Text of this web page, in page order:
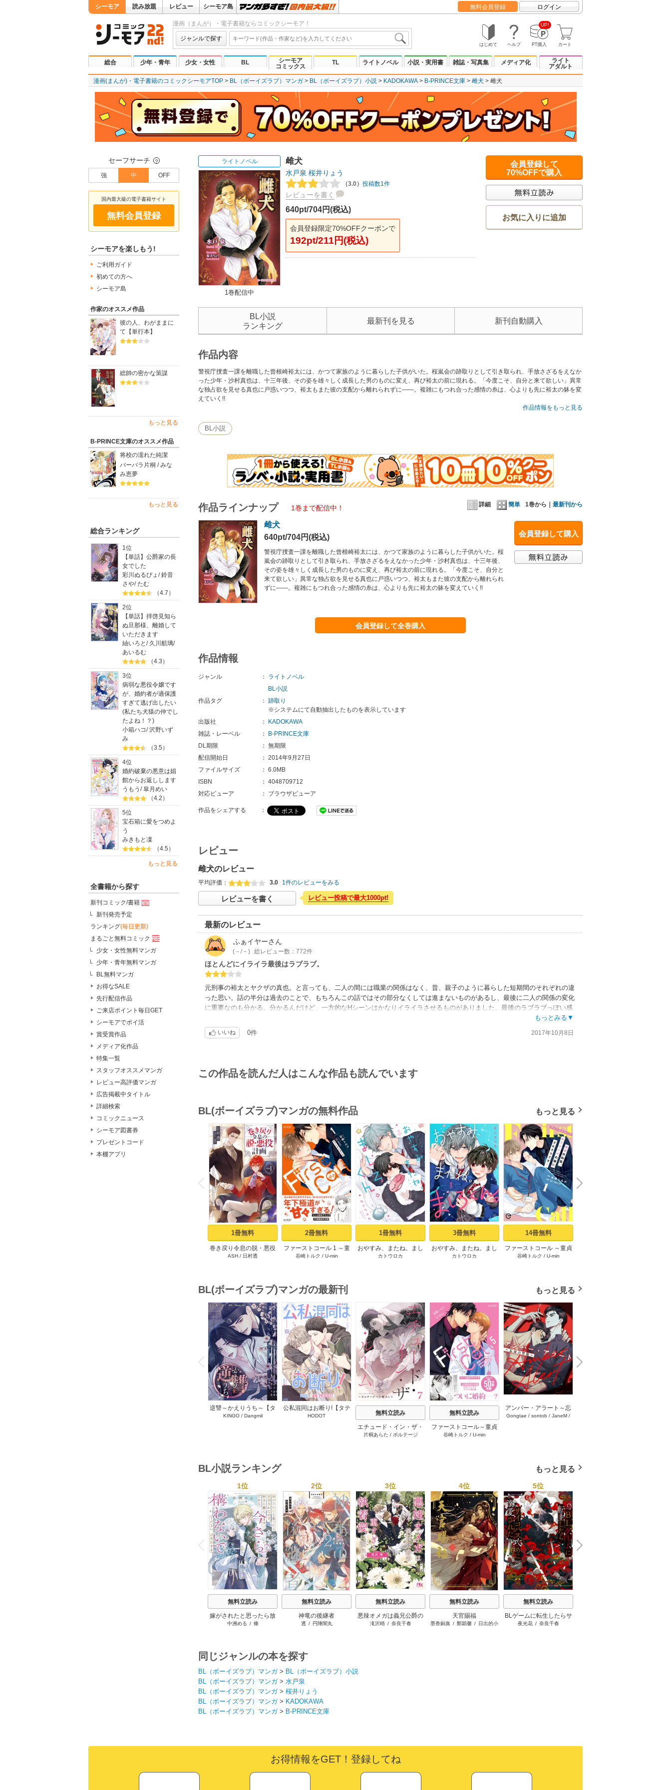
シーモア 読み放題 レビュー シーモア島 無料会員登録 ログイン
漫画（まんが）・電子書籍ならコミックシーモア！
ジャンルで探す
はじめて ヘルプ
UP!
PT購入 カート
総合 少年・青年 少女・女性 BL
シーモア
コミックス
TL ライトノベル 小説・実用書 雑誌・写真集 メディア化
ライト
アダルト
漫画(まんが)・電子書籍のコミックシーモアTOP BL（ボーイズラブ）マンガ BL（ボーイズラブ）小説 KADOKAWA B-PRINCE文庫 雌犬 雌犬
セーフサーチ ？
強 中 OFF
国内最大級の電子書籍サイト
無料会員登録
シーモアを楽しもう!
ご利用ガイド
初めての方へ
シーモア島
作家のオススメ作品
彼の人、わがままに
て【単行本】
総帥の密かな策謀
もっと見る
B-PRINCE文庫のオススメ作品
将校の濡れた純潔
バーバラ片桐 / みな
み恵夢
もっと見る
総合ランキング
1位
【単話】公爵家の長
女でした
彩川ぬるぴょ /鈴音
さや/たむ
（4.7）
2位
【単話】拝啓見知ら
ぬ旦那様、離婚して
いただきます
紬いろと / 久川航璃/
あいるむ
（4.3）
3位
病弱な悪役令嬢です
が、婚約者が過保護
すぎて逃げ出したい
(私たち犬猿の仲でし
たよね！？)
小箱ハコ/沢野いず
み
（3.5）
4位
婚約破棄の悪意は娼
館からお返しします
うもう /皐月めい
（4.2）
5位
宝石箱に愛をつめよ
う
みきもと凜
（4.5）
もっと見る
全書籍から探す
新刊コミック/書籍
新刊発売予定
ランキング(毎日更新)
まるごと無料コミック
少女・女性無料マンガ
少年・青年無料マンガ
BL無料マンガ
お得なSALE
先行配信作品
ご来店ポイント毎日GET
シーモアでポイ活
賞受賞作品
メディア化作品
特集一覧
スタッフオススメマンガ
レビュー高評価マンガ
広告掲載中タイトル
詳細検索
コミックニュース
シーモア図書券
プレゼントコード
本棚アプリ
ライトノベル
1巻配信中
雌犬
水戸泉 桜井りょう
（3.0） 投稿数1件
レビューを書く
640pt/704円(税込)
会員登録限定70%OFFクーポンで
192pt/211円(税込)
会員登録して
70%OFFで購入
お気に入りに追加
BL小説
ランキング
最新刊を見る 新刊自動購入
作品内容
警視庁捜査一課を離職した曾根崎裕太には、かつて家族のように暮らした子供がいた。桜嵐会の跡取りとして引き取られ、手放さざるをえなか
った少年・沙村真也は、十三年後、その姿を雄々しく成長した男のものに変え、再び裕太の前に現れる。「今度こそ、自分と来て欲しい」異常
な独占欲を見せる真也に戸惑いつつ、裕太もまた彼の支配から離れられずに――。複雑にもつれ合った感情の糸は、心よりも先に裕太の躰を変
えていく!!
作品情報をもっと見る
BL小説
詳細 簡単 1巻から｜ 最新刊から
作品ラインナップ 1巻まで配信中！
会員登録して購入
雌犬
640pt/704円(税込)
警視庁捜査一課を離職した曾根崎裕太には、かつて家族のように暮らした子供がいた。桜
嵐会の跡取りとして引き取られ、手放さざるをえなかった少年・沙村真也は、十三年後、
その姿を雄々しく成長した男のものに変え、再び裕太の前に現れる。「今度こそ、自分と
来て欲しい」異常な独占欲を見せる真也に戸惑いつつ、裕太もまた彼の支配から離れられ
ずに――。複雑にもつれ合った感情の糸は、心よりも先に裕太の躰を変えていく!!
会員登録して全巻購入
作品情報
ジャンル ：
ライトノベル
BL小説
作品タグ
： 跡取り
※システムにて自動抽出したものを表示しています
出版社
：
KADOKAWA
雑誌・レーベル
：
B-PRINCE文庫
DL期限
： 無期限
配信開始日
： 2014年9月27日
ファイルサイズ
： 6.0MB
ISBN
： 4048709712
対応ビューア
： ブラウザビューア
作品をシェアする ：
レビュー
雌犬のレビュー
平均評価： 3.0 1件のレビューをみる
レビューを書く レビュー投稿で最大1000pt!
最新のレビュー
ふぁイヤーさん
(－/－) 総レビュー数：772件
ほとんどにイライラ最後はラブラブ。
元刑事の裕太とヤクザの真也。と言っても、二人の間には職業の関係はなく、昔、親子のように暮らした短期間のそれぞれの違
った思い。話の半分は過去のことで、もちろんこの話ではその部分なくしては進まないものがあるし、最後に二人の関係の変化
に重要なのも分かる。分かるんだけど、一方的なHシーンはかなりイライラさせるものがありました。最後のラブラブっぽい感
もっとみる▼
いいね 0件 2017年10月8日
この作品を読んだ人はこんな作品も読んでいます
BL(ボーイズラブ)マンガの無料作品 もっと見る
P
r
e
v
i
o
u
s
1冊無料
巻き戻り令息の脱・悪役
計画１
ASH / 日村透
2冊無料
ファーストコール 1 ～童
貞外科医、年下ヤクザの
描き下ろし付き)】
谷崎トルク / U-min
1冊無料
おやすみ、またね。まし
ろくん。【電子限定漫画
カトウロカ
3冊無料
おやすみ、またね。まし
ろくん。 act.1
カトウロカ
14冊無料
ファーストコール ～童貞
外科医、年下ヤクザの嫁
谷崎トルク / U-min
N
e
x
t
BL(ボーイズラブ)マンガの最新刊 もっと見る
P
r
e
v
i
o
u
s
逆讐～かえりうち～【タ
テヨミ】 36巻
KINGO/ Dangmil
公私混同はお断り!【タテ
ヨミ】 67巻
HODOT
無料立読み
エチュード・イン・ザ・
ルーム[BluMellow] 7巻
片桐あらた / ボルテージ
無料立読み
ファーストコール～童貞
外科医、年下ヤクザの嫁
谷崎トルク / U-min
アンバー・アラート～忘
却の警報～【タテヨミ】
Gongtae / sontob / JaneM /
N
e
x
t
BL小説ランキング もっと見る
P
r
e
v
i
o
u
s
1位
無料立読み
嫁がされたと思ったら放
置されたので、好きに暮
境伯さま
中洲める / 條
2位
無料立読み
神竜の後継者
透 / 円陣闇丸
3位
無料立読み
悪辣オメガは義兄公爵の
重すぎる執着愛に溺れる
滝沢晴/ 奈良千春
4位
無料立読み
天官賜福
墨香銅臭 / 鄭穎馨 / 日出的小
5位
無料立読み
BLゲームに転生したらサ
イコパス攻めに溺愛され
夜光花/ 奈良千春
N
e
x
t
同じジャンルの本を探す
BL（ボーイズラブ）マンガ> BL（ボーイズラブ）小説
BL（ボーイズラブ）マンガ> 水戸泉
BL（ボーイズラブ）マンガ> 桜井りょう
BL（ボーイズラブ）マンガ> KADOKAWA
BL（ボーイズラブ）マンガ> B-PRINCE文庫
お得情報をGET！登録してね